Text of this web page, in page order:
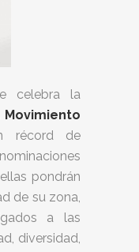
celebra la
récord de
pondrán
de su zona,
a las
diversidad,